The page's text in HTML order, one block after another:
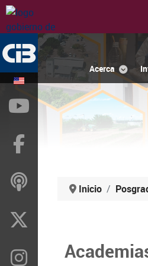
Acerca
Inicio
YouTube
ivoox
Instragram